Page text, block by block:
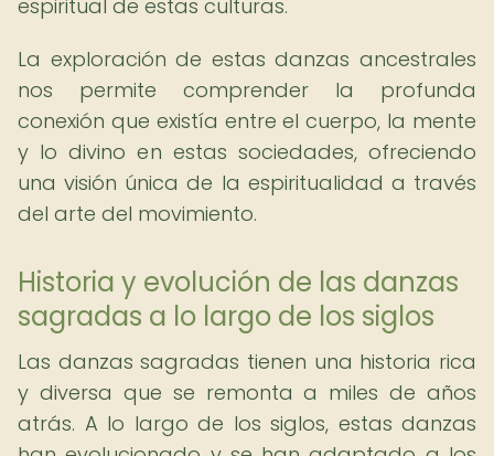
espiritual de estas culturas.
La exploración de estas danzas ancestrales
nos permite comprender la profunda
conexión que existía entre el cuerpo, la mente
y lo divino en estas sociedades, ofreciendo
una visión única de la espiritualidad a través
del arte del movimiento.
Historia y evolución de las danzas
sagradas a lo largo de los siglos
Las danzas sagradas tienen una historia rica
y diversa que se remonta a miles de años
atrás. A lo largo de los siglos, estas danzas